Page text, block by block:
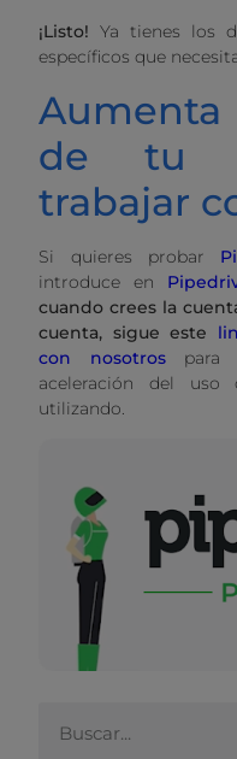
¡Listo! Ya tienes los
específicos que
Aumenta
de tu
trabajar
Si quieres probar
introduce en
cuando crees la
cuenta, sigue este
con nosotrospara
aceleración del
utilizando.